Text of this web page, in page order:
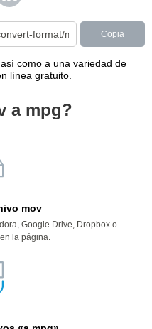
Copia
como a una variedad de
línea gratuito.
a mpg?
mov
Google Drive, Dropbox o
la página.